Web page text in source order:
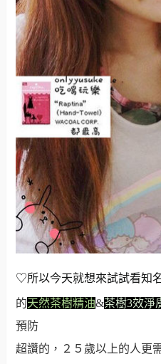
♡所以今天就想來試試看知
的天然茶樹精油&茶樹3效淨
預防
超讚的，２５歲以上的人更